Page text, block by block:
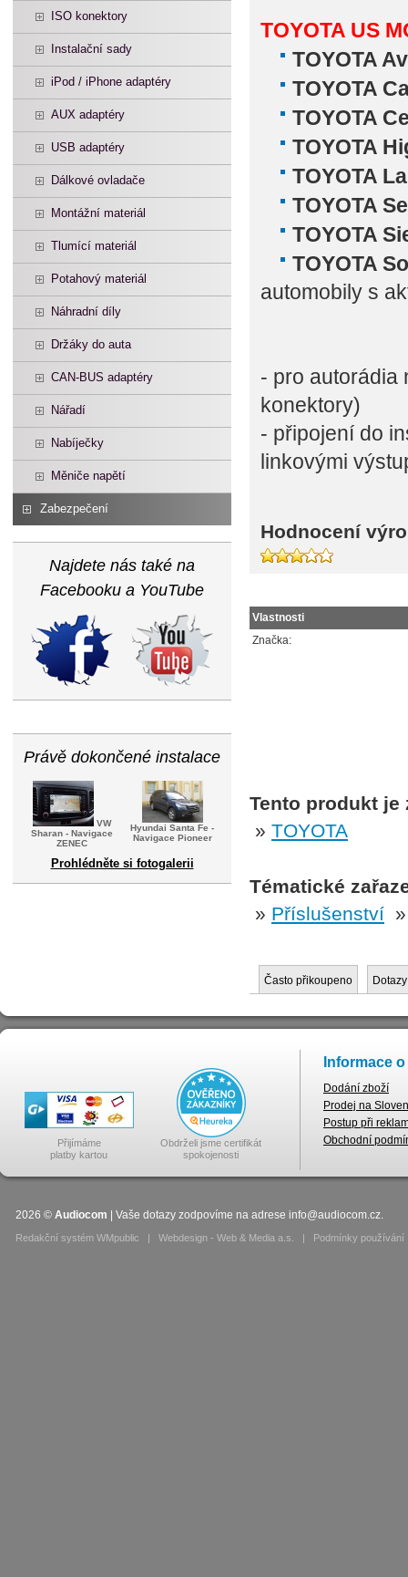
ISO konektory
Instalační sady
iPod / iPhone adaptéry
AUX adaptéry
USB adaptéry
Dálkové ovladače
Montážní materiál
Tlumící materiál
Potahový materiál
Náhradní díly
Držáky do auta
CAN-BUS adaptéry
Nářadí
Nabíječky
Měniče napětí
Zabezpečení
Najdete nás také na
Facebooku a YouTube
Právě dokončené instalace
VW
Sharan - Navigace
ZENEC
Hyundai Santa Fe -
Navigace Pioneer
Prohlédněte si fotogalerii
TOYOTA US
TOYOTA
TOYOTA
TOYOTA
TOYOTA
TOYOTA
TOYOTA
TOYOTA
TOYOTA
automobily s
- pro autorádia
konektory)
- připojení do
linkovými
Hodnocení
Vlastnosti
Značka:
Tento produkt je
» TOYOTA
Tématické
» Příslušenství
Často přikoupeno
Přijímáme
platby kartou
Obdrželi jsme certifikát
spokojenosti
Informace
Dodání zboží
Prodej na
Postup při
Obchodní
2026 © Audiocom | Vaše dotazy zodpovíme na adrese info@audiocom.cz.
Redakční systém WMpublic | Webdesign - Web & Media a.s. | Podmínky používání